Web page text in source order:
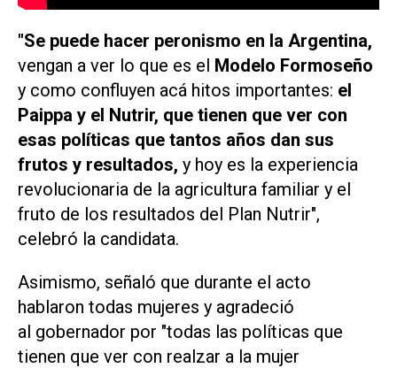
"Se puede hacer peronismo en la Argentina,
vengan a ver lo que es el Modelo Formoseño
y como confluyen acá hitos importantes: el
Paippa y el Nutrir, que tienen que ver con
esas políticas que tantos años dan sus
frutos y resultados, y hoy es la experiencia
revolucionaria de la agricultura familiar y el
fruto de los resultados del Plan Nutrir",
celebró la candidata.
Asimismo, señaló que durante el acto
hablaron todas mujeres y agradeció
al gobernador por "todas las políticas que
tienen que ver con realzar a la mujer